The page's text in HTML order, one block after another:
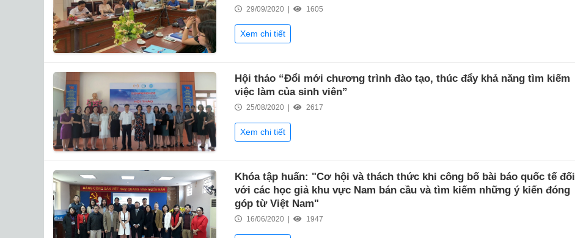
29/09/2020 | 1605
Xem chi tiết
Hội thảo “Đổi mới chương trình đào tạo, thúc đẩy khả năng tìm kiếm
việc làm của sinh viên”
25/08/2020 | 2617
Xem chi tiết
Khóa tập huấn: "Cơ hội và thách thức khi công bố bài báo quốc tế đối
với các học giả khu vực Nam bán cầu và tìm kiếm những ý kiến đóng
góp từ Việt Nam"
16/06/2020 | 1947